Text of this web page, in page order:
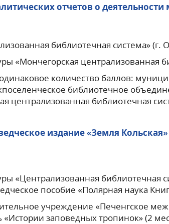
отчетов о
библиотечная система» (г.
«Мончегорская централизованная
количество баллов:
библиотечное
централизованная библиотечная
издание «Земля Кольская»
«Централизованная библиотечная
пособие «Полярная наука
учреждение «Печенгское
заповедных тропинок» (2